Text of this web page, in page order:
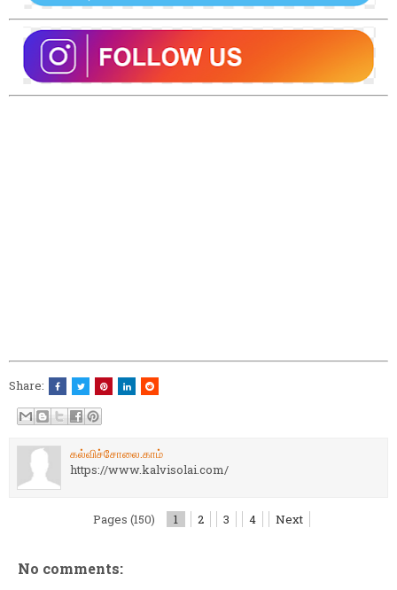
Share:
கல்விச்சோலை.காம்
https://www.kalvisolai.com/
Pages (150) 1 2 3 4 Next
No comments: